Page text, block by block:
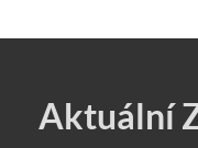
Aktuální